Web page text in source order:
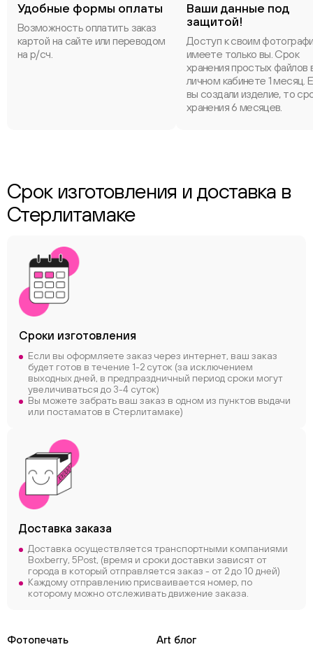
Удобные формы оплаты
Возможность оплатить заказ
картой на сайте или переводом
на р/сч.
Ваши данные под
защитой!
Доступ к своим
имеете только вы. Срок
хранения простых файлов
личном кабинете 1 месяц.
вы создали изделие, то
хранения 6 месяцев.
Срок изготовления и доставка в
Стерлитамаке
Сроки изготовления
Если вы оформляете заказ через интернет, ваш заказ
будет готов в течение 1-2 суток (за исключением
выходных дней, в предпраздничный период сроки могут
увеличиваться до 3-4 суток)
Вы можете забрать ваш заказ в одном из пунктов выдачи
или постаматов в Стерлитамаке)
Доставка заказа
Доставка осуществляется транспортными компаниями
Boxberry, 5Post, (время и сроки доставки зависят от
города в который отправляется заказ - от 2 до 10 дней)
Каждому отправлению присваивается номер, по
которому можно отслеживать движение заказа.
Фотопечать
Art блог